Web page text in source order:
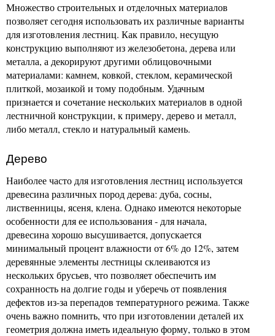
Множество строительных и отделочных материалов
позволяет сегодня использовать их различные варианты
для изготовления лестниц. Как правило, несущую
конструкцию выполняют из железобетона, дерева или
металла, а декорируют другими облицовочными
материалами: камнем, ковкой, стеклом, керамической
плиткой, мозаикой и тому подобным. Удачным
признается и сочетание нескольких материалов в одной
лестничной конструкции, к примеру, дерево и металл,
либо металл, стекло и натуральный камень.
Дерево
Наиболее часто для изготовления лестниц используется
древесина различных пород дерева: дуба, сосны,
лиственницы, ясеня, клена. Однако имеются некоторые
особенности для ее использования - для начала,
древесина хорошо высушивается, допускается
минимальный процент влажности от 6% до 12%, затем
деревянные элементы лестницы склеиваются из
нескольких брусьев, что позволяет обеспечить им
сохранность на долгие годы и уберечь от появления
дефектов из-за перепадов температурного режима. Также
очень важно помнить, что при изготовлении деталей их
геометрия должна иметь идеальную форму, только в этом